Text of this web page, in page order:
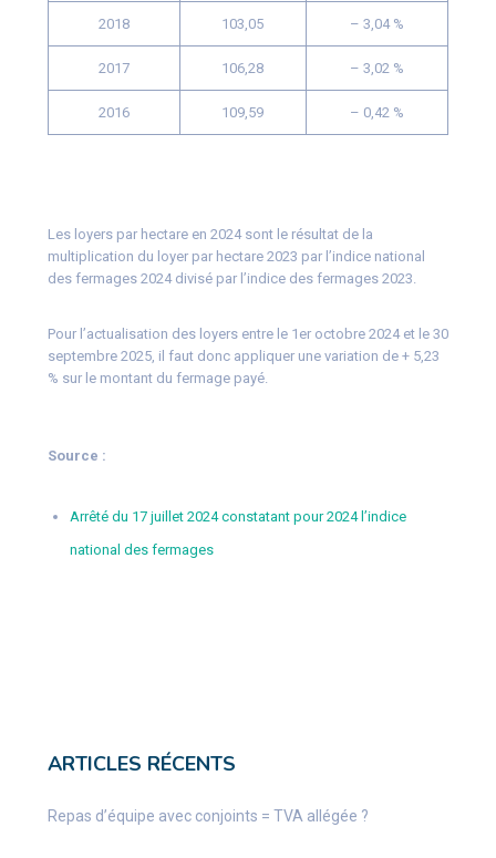
2018 103,05 – 3,04 %
2017 106,28 – 3,02 %
2016 109,59 – 0,42 %
Les loyers par hectare en 2024 sont le résultat de la
multiplication du loyer par hectare 2023 par l’indice national
des fermages 2024 divisé par l’indice des fermages 2023.
Pour l’actualisation des loyers entre le 1er octobre 2024 et le 30
septembre 2025, il faut donc appliquer une variation de + 5,23
% sur le montant du fermage payé.
Source :
Arrêté du 17 juillet 2024 constatant pour 2024 l’indice
national des fermages
ARTICLES RÉCENTS
Repas d’équipe avec conjoints = TVA allégée ?